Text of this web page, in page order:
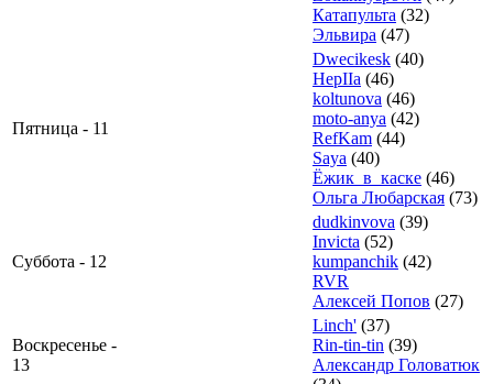
Катапульта (32)
Эльвира (47)
Пятница - 11
Dwecikesk (40)
HepIIa (46)
koltunova (46)
moto-anya (42)
RefKam (44)
Saya (40)
Ёжик_в_каске (46)
Ольга Любарская (73)
Суббота - 12
dudkinvova (39)
Invicta (52)
kumpanchik (42)
RVR
Алексей Попов (27)
Воскресенье -
13
Linch' (37)
Rin-tin-tin (39)
Александр Головатюк